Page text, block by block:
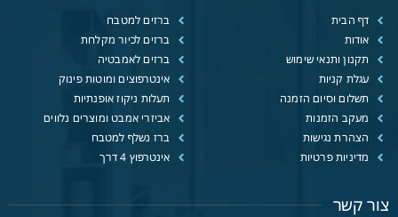
דף הבית
אודות
תקנון ותנאי שימוש
עגלת קניות
תשלום וסיום הזמנה
מעקב הזמנות
הצהרת נגישות
מדיניות פרטיות
ברזים למטבח
ברזים לכיור מקלחת
ברזים לאמבטיה
אינטרפוצים ומוטות פינוק
תעלות ניקוז אופנתיות
אביזרי אמבט ומוצרים נלווים
ברז נשלף למטבח
אינטרפוץ 4 דרך
צור קשר